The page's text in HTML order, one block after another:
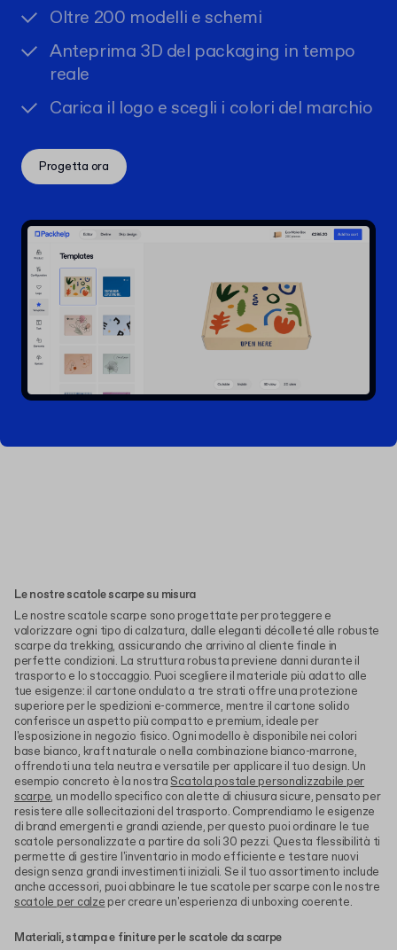
Oltre 200 modelli e schemi
Anteprima 3D del packaging in tempo
reale
Carica il logo e scegli i colori del marchio
Progetta ora
Le nostre scatole scarpe su misura
Le nostre scatole scarpe sono progettate per proteggere e
valorizzare ogni tipo di calzatura, dalle eleganti décolleté alle robuste
scarpe da trekking, assicurando che arrivino al cliente finale in
perfette condizioni. La struttura robusta previene danni durante il
trasporto e lo stoccaggio. Puoi scegliere il materiale più adatto alle
tue esigenze: il cartone ondulato a tre strati offre una protezione
superiore per le spedizioni e-commerce, mentre il cartone solido
conferisce un aspetto più compatto e premium, ideale per
l'esposizione in negozio fisico. Ogni modello è disponibile nei colori
base bianco, kraft naturale o nella combinazione bianco-marrone,
offrendoti una tela neutra e versatile per applicare il tuo design. Un
esempio concreto è la nostra Scatola postale personalizzabile per
scarpe, un modello specifico con alette di chiusura sicure, pensato per
resistere alle sollecitazioni del trasporto. Comprendiamo le esigenze
di brand emergenti e grandi aziende, per questo puoi ordinare le tue
scatole personalizzate a partire da soli 30 pezzi. Questa flessibilità ti
permette di gestire l'inventario in modo efficiente e testare nuovi
design senza grandi investimenti iniziali. Se il tuo assortimento include
anche accessori, puoi abbinare le tue scatole per scarpe con le nostre
scatole per calze per creare un'esperienza di unboxing coerente.
Materiali, stampa e finiture per le scatole da scarpe